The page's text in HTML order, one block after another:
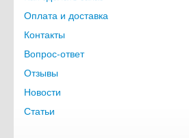
Оплата и доставка
Контакты
Вопрос-ответ
Отзывы
Новости
Статьи